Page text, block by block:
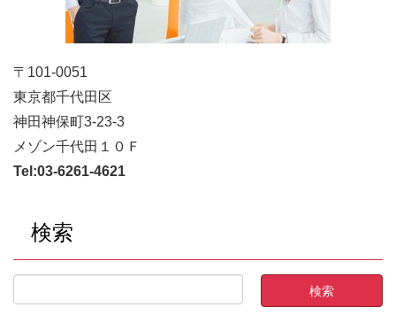
〒101-0051
東京都千代田区
神田神保町3-23-3
メゾン千代田１０Ｆ
Tel:03-6261-4621
検索